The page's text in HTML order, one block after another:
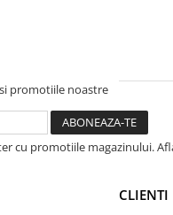
promotiile noastre
cu promotiile magazinului.
CLIENTI